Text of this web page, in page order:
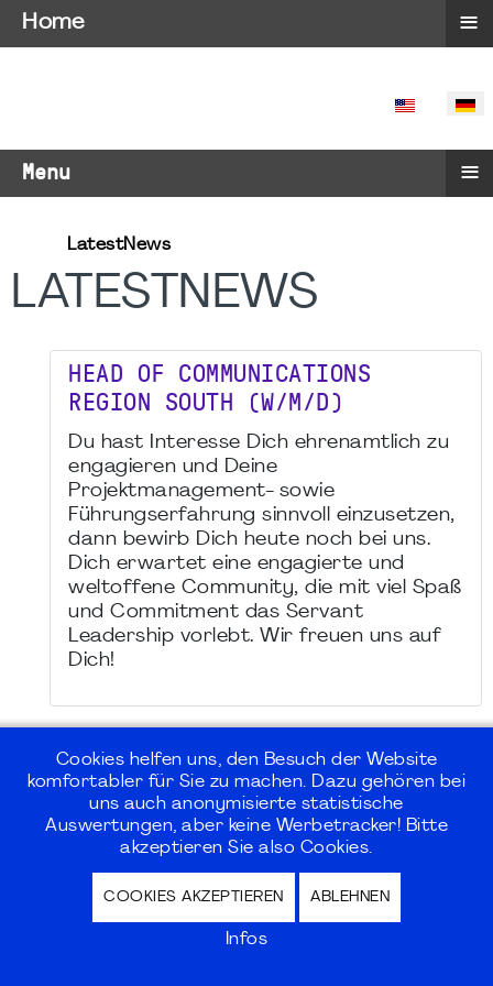
SPRACHE
Menu ≡
LatestNews
LATESTNEWS
HEAD OF COMMUNICATIONS
REGION SOUTH (W/M/D)
Du hast Interesse Dich ehrenamtlich zu
engagieren und Deine
Projektmanagement- sowie
Führungserfahrung sinnvoll einzusetzen,
dann bewirb Dich heute noch bei uns.
Dich erwartet eine engagierte und
weltoffene Community, die mit viel Spaß
und Commitment das Servant
Leadership vorlebt. Wir freuen uns auf
Dich!
©2026PMI Germany Chapter e.V.
Impressum | Kontakt | Disclaimer |
Datenschutz / Privacy Policy |
Nutzungsbedingungen Internet Forum
Cookies helfen uns, den Besuch der Website
komfortabler für Sie zu machen. Dazu gehören bei
uns auch anonymisierte statistische
Auswertungen, aber keine Werbetracker! Bitte
akzeptieren Sie also Cookies.
COOKIES AKZEPTIEREN ABLEHNEN
Infos
Home ≡